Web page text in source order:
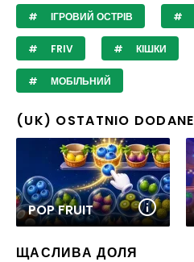
ІГРОВИЙ ОСТРІВ
FRIV КІШКИ
МОБІЛЬНИЙ
(UK) OSTATNIO DODANE
POP FRUIT
ЩАСЛИВА ДОЛЯ